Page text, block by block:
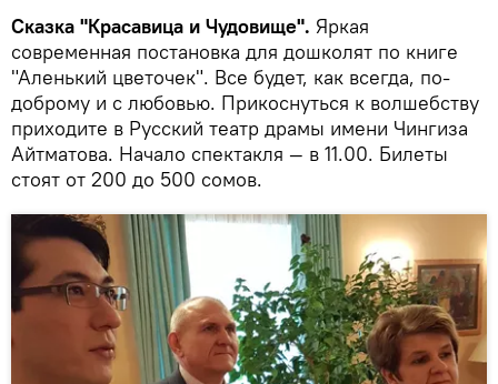
Сказка "Красавица и Чудовище". Яркая
современная постановка для дошколят по книге
"Аленький цветочек". Все будет, как всегда, по-
доброму и с любовью. Прикоснуться к волшебству
приходите в Русский театр драмы имени Чингиза
Айтматова. Начало спектакля — в 11.00. Билеты
стоят от 200 до 500 сомов.